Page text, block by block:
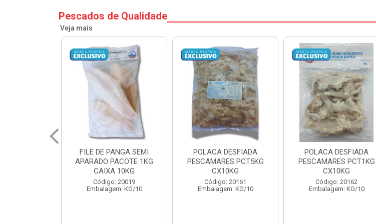
Pescados de Qualidade
Veja mais
POLACA DESFIADA
PESCAMARES PCT5KG
CX10KG
Código: 20161
Embalagem: KG/10
POLACA DESFIADA
PESCAMARES PCT1KG
CX10KG
Código: 20162
Embalagem: KG/10
POSTA CORVINA PACOTE
1KG PESCAMARES CX
15KG
Código: 22469
Embalagem: KG/15